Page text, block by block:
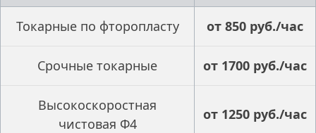
Токарные по фторопласту от 850 руб./час
Срочные токарные от 1700 руб./час
Высокоскоростная
чистовая Ф4
от 1250 руб./час